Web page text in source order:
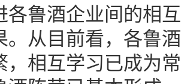
各鲁酒企业间的相
。从目前看，各鲁
，相互学习已成为